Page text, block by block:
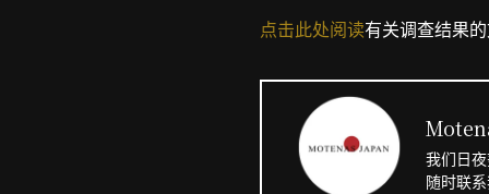
点击此处阅读有关调查结果
我们日
随时联